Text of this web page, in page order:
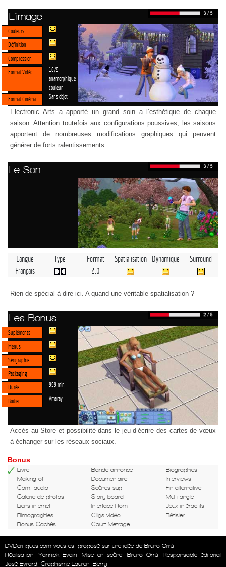
L'image
Couleurs
Définition
Compression
Format Vidéo
16/9
anamorphique
couleur
Format Cinéma
Sans objet
Electronic Arts a apporté un grand soin a l’esthétique de chaque
saison. Attention toutefois aux configurations poussives, les saisons
apportent de nombreuses modifications graphiques qui peuvent
générer de forts ralentissements.
Le Son
Langue Type Format Spatialisation Dynamique
Surround
Français
2.0
Rien de spécial à dire ici. A quand une véritable spatialisation ?
Les Bonus
Supléments
Menus
Sérigraphie
Packaging
Durée
999 min
Boitier Amaray
Accès au Store et possibilité dans le jeu d’écrire des cartes de vœux
à échanger sur les réseaux sociaux.
Bonus
Livret Bande annonce
Biographies
Making of
Documentaire
Interviews
Com. audio
Scènes sup
Fin alternative
Galerie de photos
Story board
Multi-angle
Liens internet
Interface Rom
Jeux intéractifs
Filmographies
Clips vidéo
Bêtisier
Bonus Cachés
Court Metrage
DVDcritiques.com vous est proposé sur une idée de Bruno Orrú
Réalisation
Yannick Evain Mise en scène Bruno Orrú
Responsable éditorial
José Evrard. Graphisme Laurent Berry